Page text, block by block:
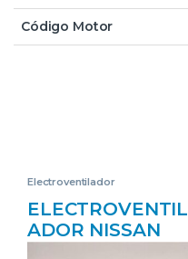
Código Motor
Electroventilador
ELECTROVENTIL
ADOR NISSAN